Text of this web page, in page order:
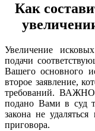
Как
Увеличение
подачи
Вашего основного
второе заявление,
требований.
подано Вами в суд
закона не
приговора.